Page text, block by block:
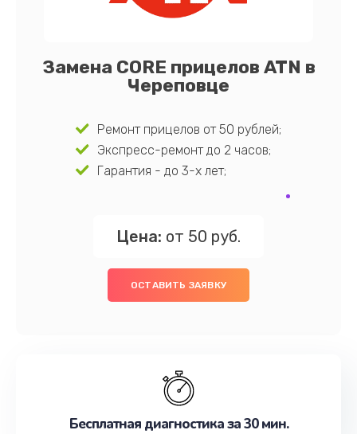
Замена CORE прицелов ATN в
Череповце
Ремонт прицелов от 50 рублей;
Экспресс-ремонт до 2 часов;
Гарантия - до 3-х лет;
Цена: от 50 руб.
ОСТАВИТЬ ЗАЯВКУ
Бесплатная диагностика за 30 мин.